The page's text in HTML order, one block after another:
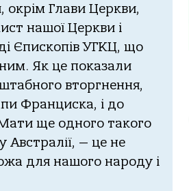
Глави Церкви,
нашої Церкви і
Єпископів УГКЦ, що
Як це показали
вторгнення,
Франциска, і до
Мати ще одного такого
Австралії, — це не
для нашого народу і